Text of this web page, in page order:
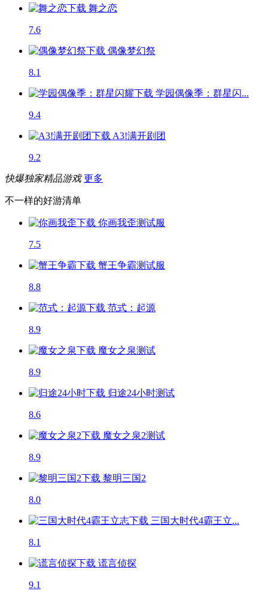
舞之恋
7.6
偶像梦幻祭
8.1
学园偶像季：群星闪...
9.4
A3!满开剧团
9.2
快爆独家精品游戏 更多
不一样的好游清单
你画我歪测试服
7.5
蟹王争霸测试服
8.8
范式：起源
8.9
魔女之泉测试
8.9
归途24小时测试
8.6
魔女之泉2测试
8.9
黎明三国2
8.0
三国大时代4霸王立...
8.1
谎言侦探
9.1